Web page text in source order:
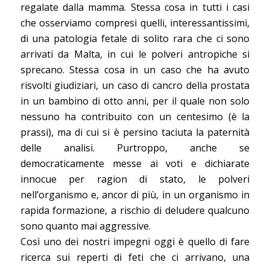
regalate dalla mamma. Stessa cosa in tutti i casi
che osserviamo compresi quelli, interessantissimi,
di una patologia fetale di solito rara che ci sono
arrivati da Malta, in cui le polveri antropiche si
sprecano. Stessa cosa in un caso che ha avuto
risvolti giudiziari, un caso di cancro della prostata
in un bambino di otto anni, per il quale non solo
nessuno ha contribuito con un centesimo (è la
prassi), ma di cui si è persino taciuta la paternità
delle analisi. Purtroppo, anche se
democraticamente messe ai voti e dichiarate
innocue per ragion di stato, le polveri
nell’organismo e, ancor di più, in un organismo in
rapida formazione, a rischio di deludere qualcuno
sono quanto mai aggressive.
Così uno dei nostri impegni oggi è quello di fare
ricerca sui reperti di feti che ci arrivano, una